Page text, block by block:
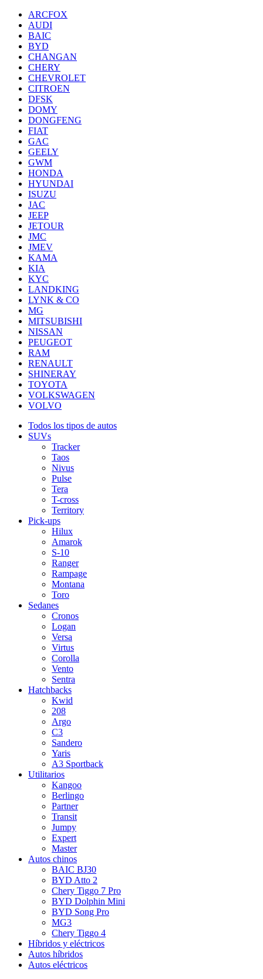
ARCFOX
AUDI
BAIC
BYD
CHANGAN
CHERY
CHEVROLET
CITROEN
DFSK
DOMY
DONGFENG
FIAT
GAC
GEELY
GWM
HONDA
HYUNDAI
ISUZU
JAC
JEEP
JETOUR
JMC
JMEV
KAMA
KIA
KYC
LANDKING
LYNK & CO
MG
MITSUBISHI
NISSAN
PEUGEOT
RAM
RENAULT
SHINERAY
TOYOTA
VOLKSWAGEN
VOLVO
Todos los tipos de autos
SUVs
Tracker
Taos
Nivus
Pulse
Tera
T-cross
Territory
Pick-ups
Hilux
Amarok
S-10
Ranger
Rampage
Montana
Toro
Sedanes
Cronos
Logan
Versa
Virtus
Corolla
Vento
Sentra
Hatchbacks
Kwid
208
Argo
C3
Sandero
Yaris
A3 Sportback
Utilitarios
Kangoo
Berlingo
Partner
Transit
Jumpy
Expert
Master
Autos chinos
BAIC BJ30
BYD Atto 2
Chery Tiggo 7 Pro
BYD Dolphin Mini
BYD Song Pro
MG3
Chery Tiggo 4
Híbridos y eléctricos
Autos híbridos
Autos eléctricos